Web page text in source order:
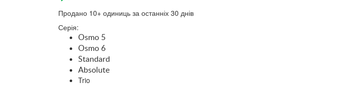
Продано 10+ одиниць за останніх 30 днів
Серія:
Osmo 5
Osmo 6
Standard
Absolute
Trio